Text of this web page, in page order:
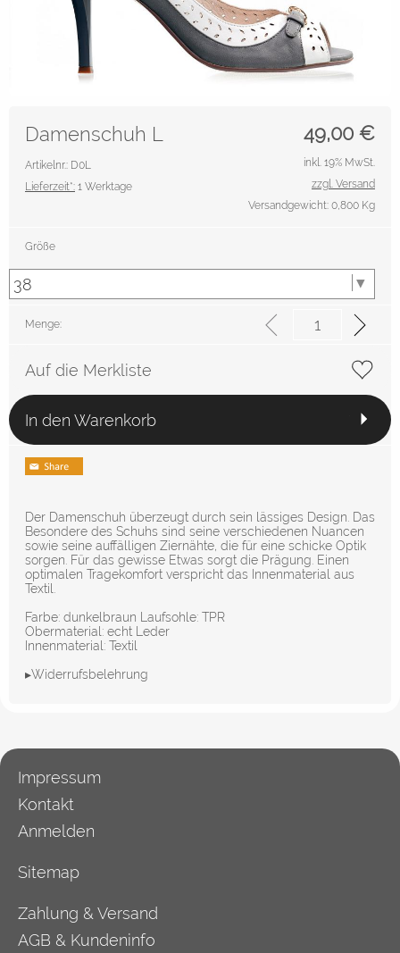
49,00 €
Damenschuh L
Artikelnr.: D0L
Lieferzeit*: 1 Werktage
inkl. 19% MwSt.
zzgl. Versand
Versandgewicht: 0,800 Kg
Größe
Menge:
Auf die Merkliste
In den Warenkorb
Der Damenschuh überzeugt durch sein lässiges Design. Das
Besondere des Schuhs sind seine verschiedenen Nuancen
sowie seine auffälligen Ziernähte, die für eine schicke Optik
sorgen. Für das gewisse Etwas sorgt die Prägung. Einen
optimalen Tragekomfort verspricht das Innenmaterial aus
Textil.
Farbe: dunkelbraun Laufsohle: TPR
Obermaterial: echt Leder
Innenmaterial: Textil
▸Widerrufsbelehrung
Impressum
Kontakt
Anmelden
Sitemap
Zahlung & Versand
AGB & Kundeninfo